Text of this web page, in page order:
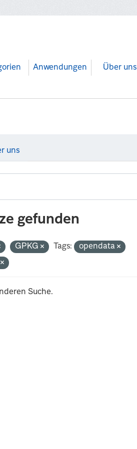
Anwendungen Über uns
uns
gefunden
GPKG Tags:
opendata
Suche.